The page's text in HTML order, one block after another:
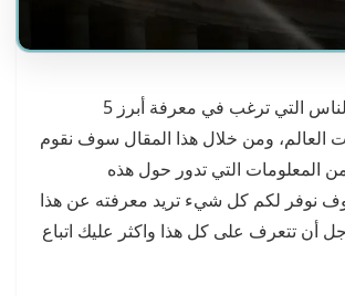
التي ترغب في معرفة أبرز 5
العالم، ومن خلال هذا المقال سوف نقوم
المعلومات التي تدور حول هذه
نوفر لكم كل شيء تريد معرفته عن هذا
أن تتعرف على كل هذا واكثر عليك اتباع